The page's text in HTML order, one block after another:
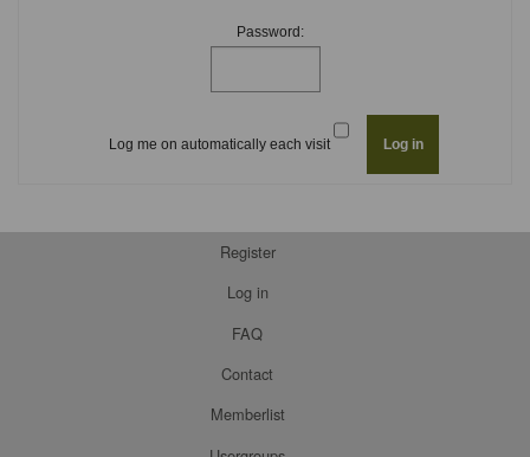
Password:
Log me on automatically each visit
Register
Log in
FAQ
Contact
Memberlist